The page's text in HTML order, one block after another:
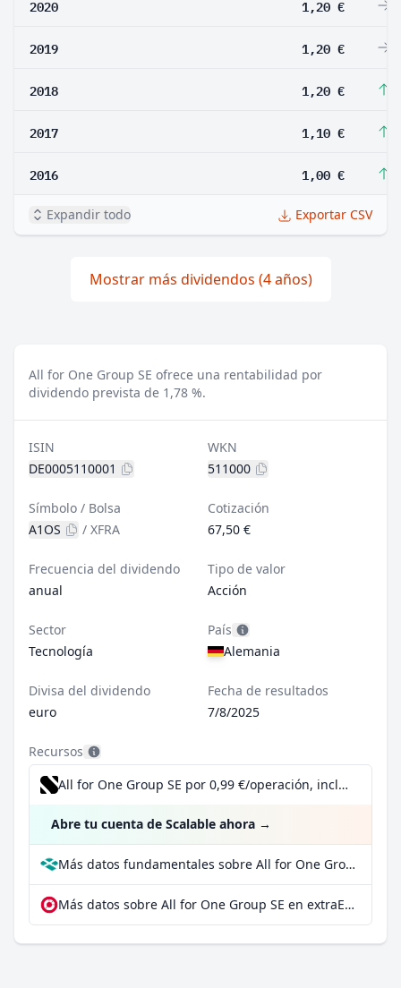
2020 1,20 €
2019 1,20 €
2018 1,20 €
2017 1,10 €
2016 1,00 €
Expandir todo Exportar CSV
Mostrar más dividendos (4 años)
All for One Group SE ofrece una rentabilidad por
dividendo prevista de 1,78 %.
ISIN
DE0005110001
WKN
511000
Símbolo / Bolsa
A1OS
/ XFRA
Cotización
67,50 €
Frecuencia del dividendo
anual
Tipo de valor
Acción
Sector
Tecnología
País
Alemania
Divisa del dividendo
euro
Fecha de resultados
7/8/2025
Recursos
All for One Group SE por 0,99 €/operación, incluido el Dividend Reinvestment Plan
Abre tu cuenta de Scalable ahora →
Más datos fundamentales sobre All for One Group SE en Parqet
Más datos sobre All for One Group SE en extraETF